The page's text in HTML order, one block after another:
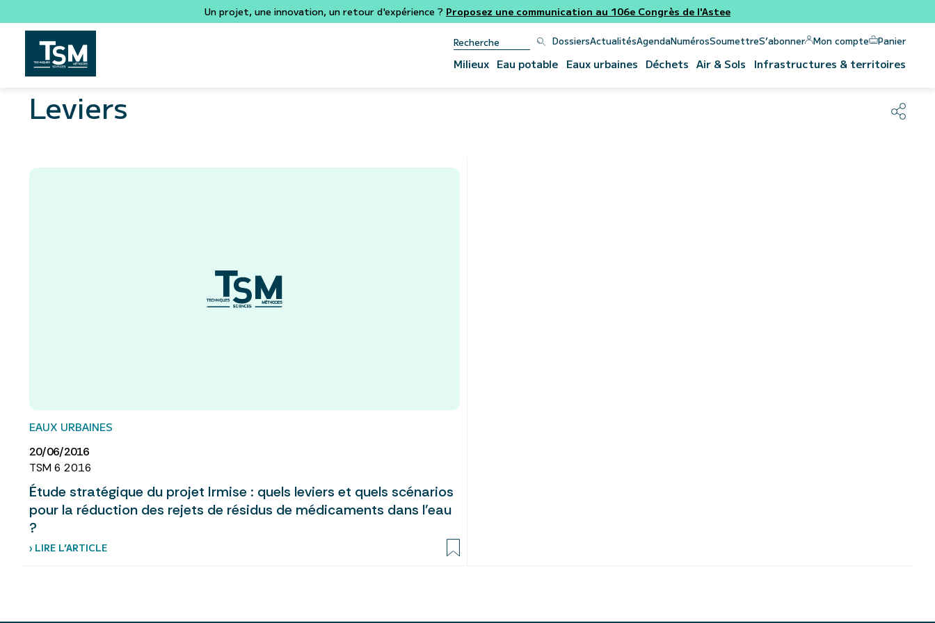
Un projet, une innovation, un retour d'expérience ? Proposez une communication au 106e Congrès de l'Astee
DossiersActualitésAgendaNumérosSoumettreS’abonner Mon compte Panier
Milieux Eau potable Eaux urbaines Déchets Air & Sols Infrastructures & territoires
Leviers
EAUX URBAINES
20/06/2016
TSM 6 2016
Étude stratégique du projet Irmise : quels leviers et quels scénarios
pour la réduction des rejets de résidus de médicaments dans l’eau
?
› LIRE L’ARTICLE